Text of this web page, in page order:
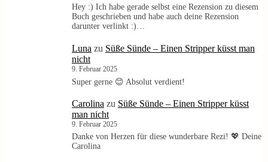
Hey :) Ich habe gerade selbst eine Rezension zu diesem
Buch geschrieben und habe auch deine Rezension
darunter verlinkt :)…
Luna zu Süße Sünde – Einen Stripper küsst man
nicht
9. Februar 2025
Super gerne 😊 Absolut verdient!
Carolina zu Süße Sünde – Einen Stripper küsst
man nicht
9. Februar 2025
Danke von Herzen für diese wunderbare Rezi! 💖 Deine
Carolina